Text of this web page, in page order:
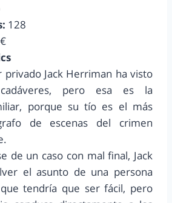
128
privado Jack Herriman ha visto
cadáveres, pero esa es la
porque su tío es el más
de escenas del crimen
de un caso con mal final, Jack
el asunto de una persona
que tendría que ser fácil, pero